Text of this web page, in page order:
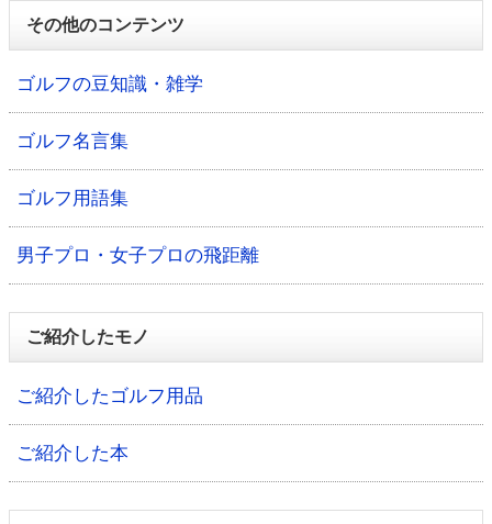
その他のコンテンツ
ゴルフの豆知識・雑学
ゴルフ名言集
ゴルフ用語集
男子プロ・女子プロの飛距離
ご紹介したモノ
ご紹介したゴルフ用品
ご紹介した本